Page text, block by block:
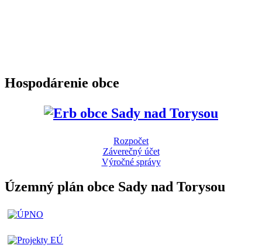
Hospodárenie obce
Rozpočet
Záverečný účet
Výročné správy
Územný plán obce Sady nad Torysou